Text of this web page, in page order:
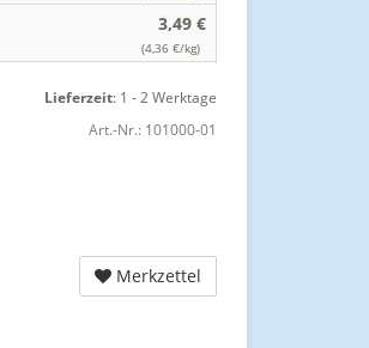
3,49 €
(4,36 €/kg)
Lieferzeit: 1 - 2 Werktage
Art.-Nr.: 101000-01
Merkzettel